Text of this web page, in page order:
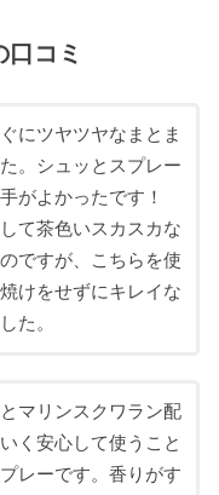
コミ
にツヤツヤなまとま
。シュッとスプレー
がよかったです！
て茶色いスカスカな
ですが、こちらを使
けをせずにキレイな
た。
マリンスクワラン配
く安心して使うこと
レーです。香りがす